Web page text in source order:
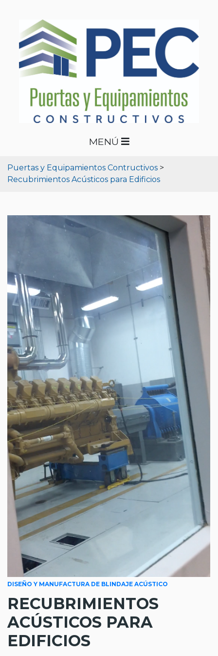
MENÚ
Puertas y Equipamientos Contructivos >
Recubrimientos Acústicos para Edificios
DISEÑO Y MANUFACTURA DE BLINDAJE ACÚSTICO
RECUBRIMIENTOS
ACÚSTICOS PARA
EDIFICIOS